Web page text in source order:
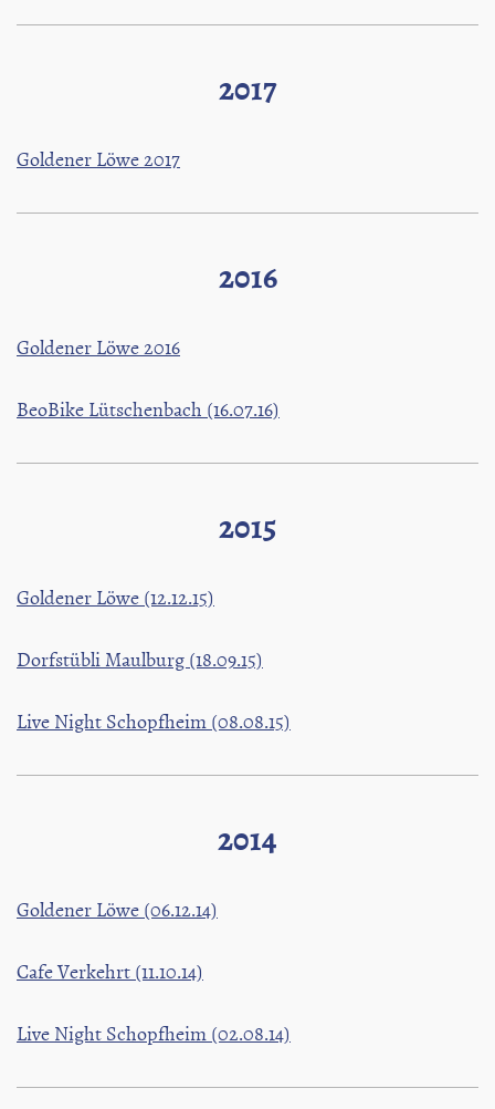
2017
Goldener Löwe 2017
2016
Goldener Löwe 2016
BeoBike Lütschenbach (16.07.16)
2015
Goldener Löwe (12.12.15)
Dorfstübli Maulburg (18.09.15)
Live Night Schopfheim (08.08.15)
2014
Goldener Löwe (06.12.14)
Cafe Verkehrt (11.10.14)
Live Night Schopfheim (02.08.14)